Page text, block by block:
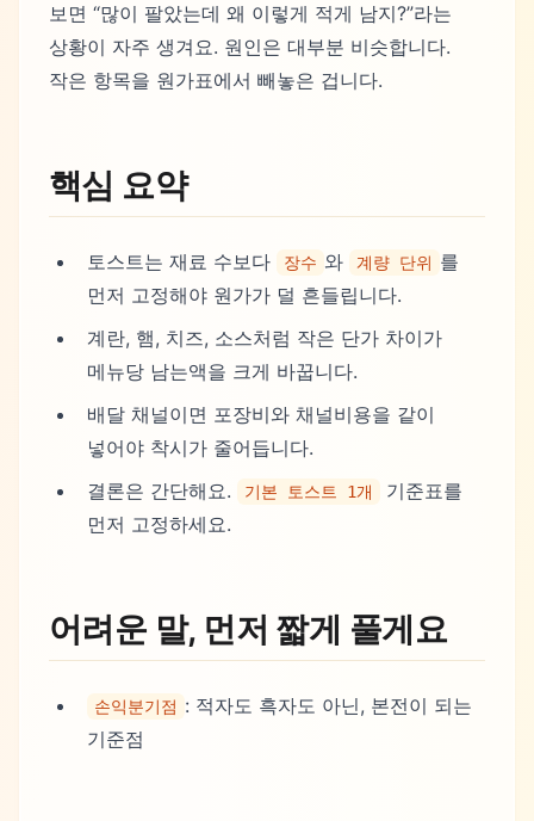
보면 “많이 팔았는데 왜 이렇게 적게 남지?”라는
상황이 자주 생겨요. 원인은 대부분 비슷합니다.
작은 항목을 원가표에서 빼놓은 겁니다.
핵심 요약
토스트는 재료 수보다 장수 와 계량 단위 를
먼저 고정해야 원가가 덜 흔들립니다.
계란, 햄, 치즈, 소스처럼 작은 단가 차이가
메뉴당 남는액을 크게 바꿉니다.
배달 채널이면 포장비와 채널비용을 같이
넣어야 착시가 줄어듭니다.
결론은 간단해요.
기본 토스트 1개
기준표를
먼저 고정하세요.
어려운 말, 먼저 짧게 풀게요
손익분기점 : 적자도 흑자도 아닌, 본전이 되는
기준점